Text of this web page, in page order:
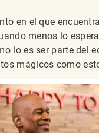
en el que
menos lo
lo es ser parte del
mágicos como